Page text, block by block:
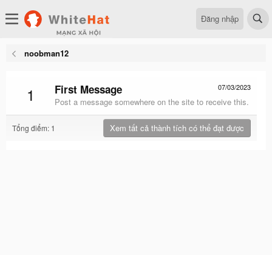
Đăng nhập
noobman12
1 07/03/2023
First Message
Post a message somewhere on the site to receive this.
Tổng điểm: 1 Xem tất cả thành tích có thể đạt được